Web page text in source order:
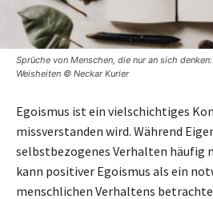
Sprüche von Menschen, die nur an sich
Weisheiten © Neckar Kurier
Egoismus ist ein vielschichtiges
missverstanden wird. Während
selbstbezogenes Verhalten häufig
kann positiver Egoismus als ein
menschlichen Verhaltens